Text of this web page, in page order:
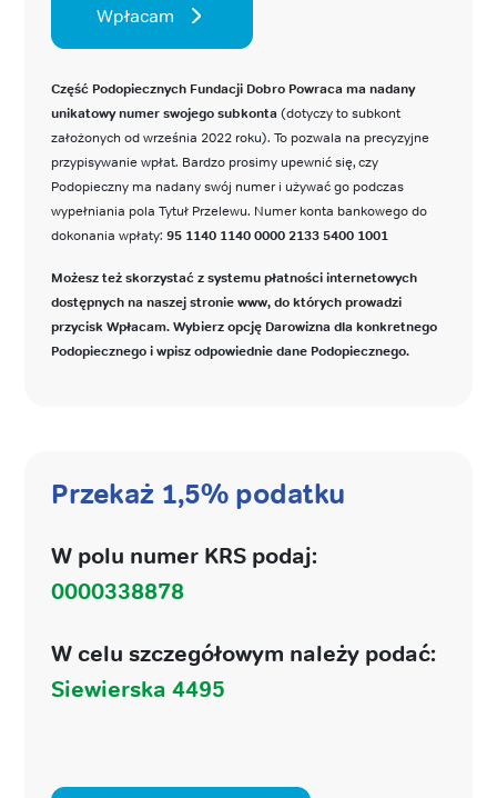
Wpłacam
Część Podopiecznych Fundacji Dobro Powraca ma nadany
unikatowy numer swojego subkonta (dotyczy to subkont
założonych od września 2022 roku). To pozwala na precyzyjne
przypisywanie wpłat. Bardzo prosimy upewnić się, czy
Podopieczny ma nadany swój numer i używać go podczas
wypełniania pola Tytuł Przelewu. Numer konta bankowego do
dokonania wpłaty: 95 1140 1140 0000 2133 5400 1001
Możesz też skorzystać z systemu płatności internetowych
dostępnych na naszej stronie www, do których prowadzi
przycisk Wpłacam. Wybierz opcję Darowizna dla konkretnego
Podopiecznego i wpisz odpowiednie dane Podopiecznego.
Przekaż 1,5% podatku
W polu numer KRS podaj:
0000338878
W celu szczegółowym należy podać:
Siewierska 4495